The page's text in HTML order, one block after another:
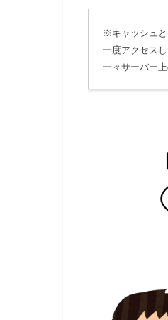
※キャッシュと
一度アクセス
一々サーバー